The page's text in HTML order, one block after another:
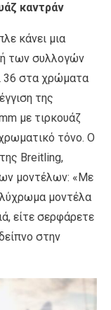
καντράν
κάνει μια
των συλλογών
36 στα χρώματα
της
με τιρκουάζ
τόνο. Ο
Breitling,
μοντέλων: «Με
μοντέλα
είτε σερφάρετε
στην